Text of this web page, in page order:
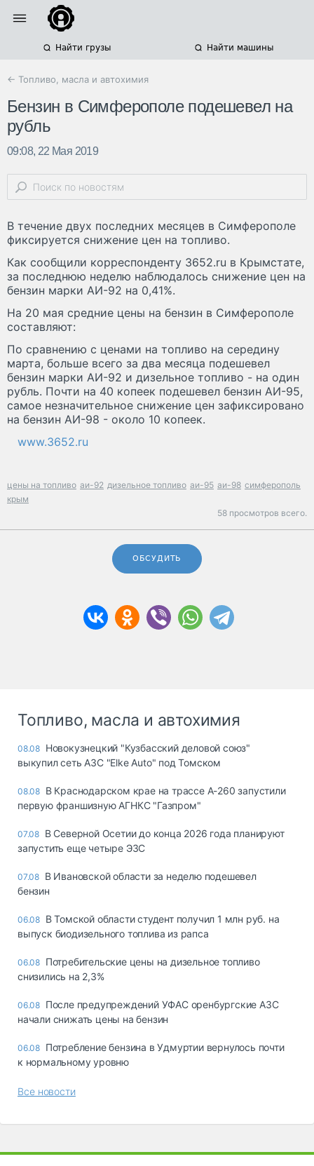
Найти грузы Найти машины
← Топливо, масла и автохимия
Бензин в Симферополе подешевел на
рубль
09:08, 22 Мая 2019
В течение двух последних месяцев в Симферополе
фиксируется снижение цен на топливо.
Как сообщили корреспонденту 3652.ru в Крымстате,
за последнюю неделю наблюдалось снижение цен на
бензин марки АИ-92 на 0,41%.
На 20 мая средние цены на бензин в Симферополе
составляют:
По сравнению с ценами на топливо на середину
марта, больше всего за два месяца подешевел
бензин марки АИ-92 и дизельное топливо - на один
рубль. Почти на 40 копеек подешевел бензин АИ-95,
самое незначительное снижение цен зафиксировано
на бензин АИ-98 - около 10 копеек.
www.3652.ru
цены на топливо аи-92 дизельное топливо аи-95 аи-98 симферополь
крым
58 просмотров всего.
ОБСУДИТЬ
Топливо, масла и автохимия
08.08 Новокузнецкий "Кузбасский деловой союз"
выкупил сеть АЗС "Elke Auto" под Томском
08.08 В Краснодарском крае на трассе А-260 запустили
первую франшизную АГНКС "Газпром"
07.08 В Северной Осетии до конца 2026 года планируют
запустить еще четыре ЭЗС
07.08 В Ивановской области за неделю подешевел
бензин
06.08 В Томской области студент получил 1 млн руб. на
выпуск биодизельного топлива из рапса
06.08 Потребительские цены на дизельное топливо
снизились на 2,3%
06.08 После предупреждений УФАС оренбургские АЗС
начали снижать цены на бензин
06.08 Потребление бензина в Удмуртии вернулось почти
к нормальному уровню
Все новости